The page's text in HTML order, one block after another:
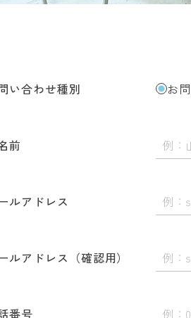
い合わせ種別 お
前
ルアドレス
ルアドレス（確認用）
番号